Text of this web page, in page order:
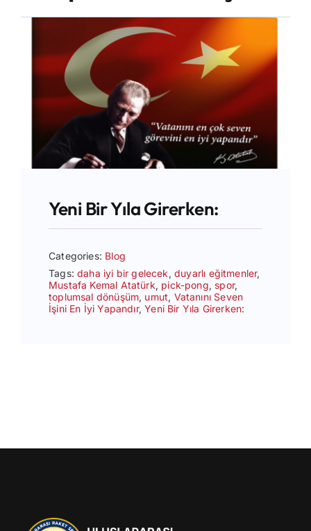
Yeni Bir Yıla Girerken:
Categories: Blog
Tags:daha iyi bir gelecek,duyarlı eğitmenler,
Mustafa Kemal Atatürk, pick-pong, spor,
toplumsal dönüşüm, umut, Vatanını Seven
İşini En İyi Yapandır,Yeni Bir Yıla Girerken: